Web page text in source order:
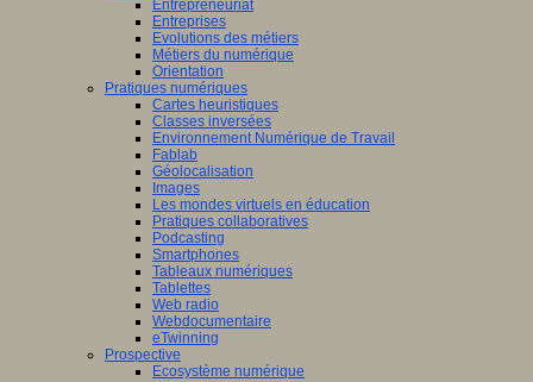
Entrepreneuriat
Entreprises
Evolutions des métiers
Métiers du numérique
Orientation
Pratiques numériques
Cartes heuristiques
Classes inversées
Environnement Numérique de Travail
Fablab
Géolocalisation
Images
Les mondes virtuels en éducation
Pratiques collaboratives
Podcasting
Smartphones
Tableaux numériques
Tablettes
Web radio
Webdocumentaire
eTwinning
Prospective
Ecosystème numérique